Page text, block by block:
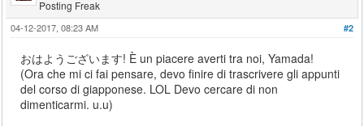
Posting Freak
#2
04-12-2017, 08:23 AM
おはようございます! È un piacere averti tra noi, Yamada!
(Ora che mi ci fai pensare, devo finire di trascrivere gli appunti
del corso di giapponese. LOL Devo cercare di non
dimenticarmi. u.u)